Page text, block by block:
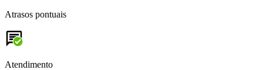
Atrasos pontuais
Atendimento